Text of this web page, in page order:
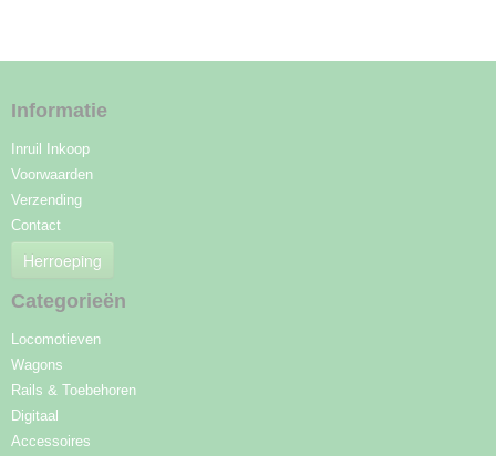
Informatie
Inruil Inkoop
Voorwaarden
Verzending
Contact
Herroeping
Categorieën
Locomotieven
Wagons
Rails & Toebehoren
Digitaal
Accessoires